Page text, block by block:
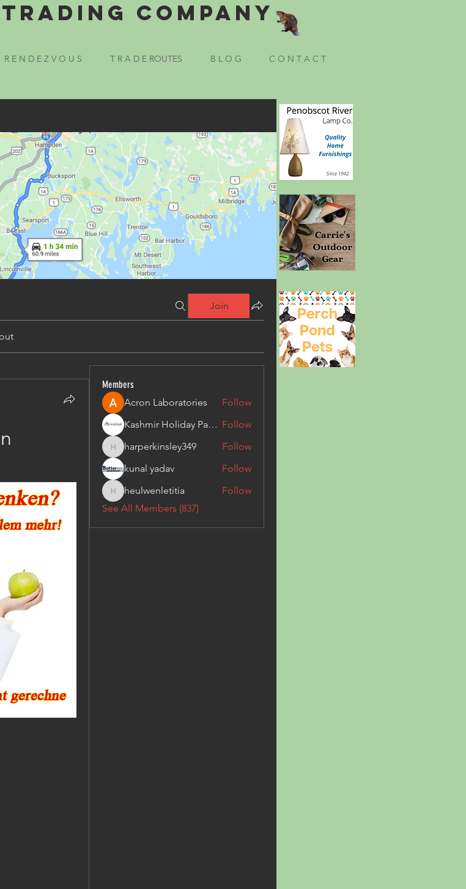
Company
R E N D E Z V O U S T R A D E ROUTES B L O G C O N T A C T
Join
Members
Acron Laboratories
Follow
Kashmir Holiday Package Follow
harperkinsley349
harperkinsley349
Follow
kunal yadav
Follow
heulwenletitia
heulwenletitia
Follow
See All Members (837)